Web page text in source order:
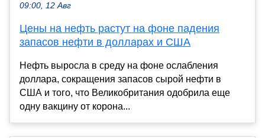
09:00, 12 Авг
Цены на нефть растут на фоне падения
запасов нефти в долларах и США
Нефть выросла в среду на фоне ослабления
доллара, сокращения запасов сырой нефти в
США и того, что Великобритания одобрила еще
одну вакцину от корона...